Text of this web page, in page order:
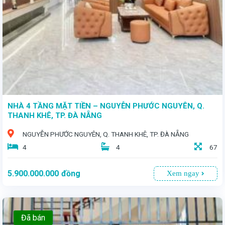
NHÀ 4 TẦNG MẶT TIỀN – NGUYỄN PHƯỚC NGUYÊN, Q.
THANH KHÊ, TP. ĐÀ NẴNG
NGUYỄN PHƯỚC NGUYÊN, Q. THANH KHÊ, TP. ĐÀ NẴNG
4
4 67
5.900.000.000 đồng Xem ngay
Đã bán